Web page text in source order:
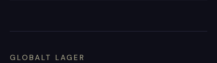
GLOBALT LAGER